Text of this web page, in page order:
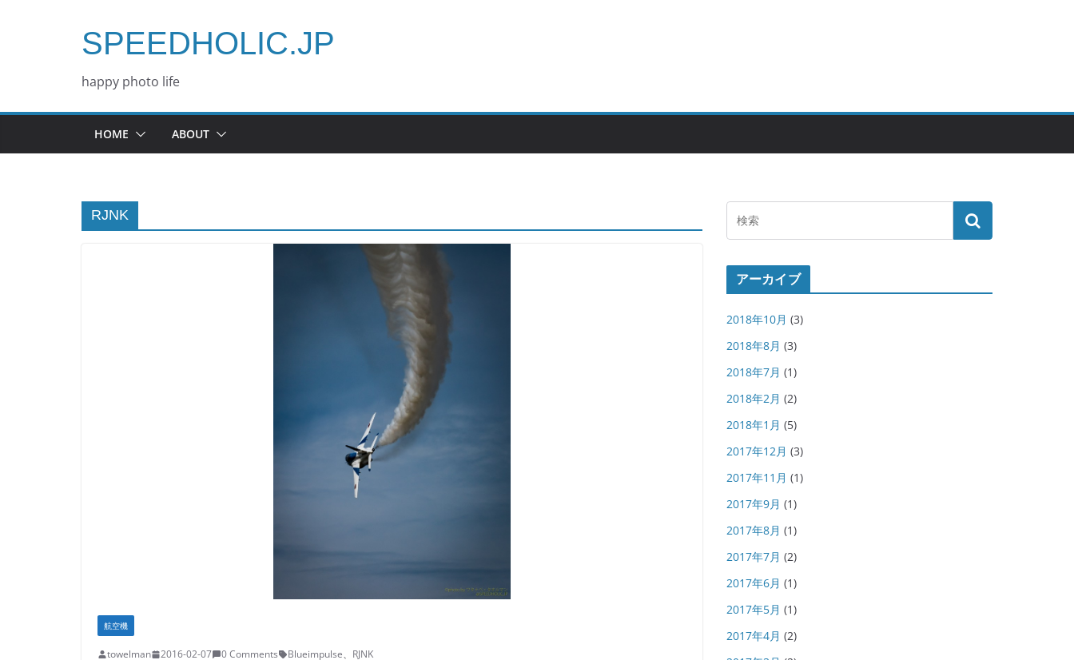
SPEEDHOLIC.JP
happy photo life
HOME ABOUT
RJNK
航空機
towelman 2016-02-07 0 Comments Blueimpulse、 RJNK
アーカイブ
2018年10月 (3)
2018年8月 (3)
2018年7月 (1)
2018年2月 (2)
2018年1月 (5)
2017年12月 (3)
2017年11月 (1)
2017年9月 (1)
2017年8月 (1)
2017年7月 (2)
2017年6月 (1)
2017年5月 (1)
2017年4月 (2)